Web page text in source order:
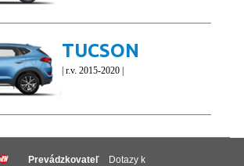
TUCSON
| r.v. 2015-2020 |
Prevádzkovateľ Dotazy k